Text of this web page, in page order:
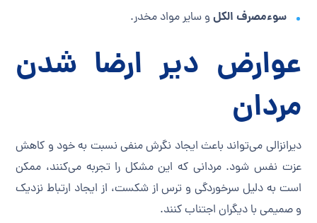
سوءمصرف الکل و سایر مواد مخدر.
عوارض دیر ارضا شدن
مردان
دیرانزالی می‌تواند باعث ایجاد نگرش منفی نسبت به خود و کاهش
عزت نفس شود. مردانی که این مشکل را تجربه می‌کنند، ممکن
است به دلیل سرخوردگی و ترس از شکست، از ایجاد ارتباط نزدیک
و صمیمی با دیگران اجتناب کنند.